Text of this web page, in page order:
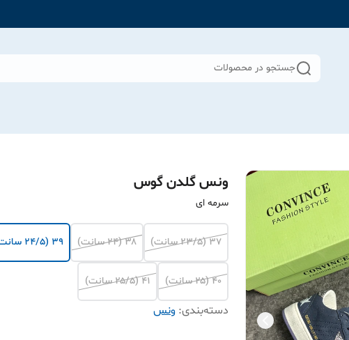
جستجو در محصولات
ونس گلدن گوس
سرمه ای
۳۷ (۲۳/۵ سانت) ۳۸ (۲۴ سانت) ۳۹ (۲۴/۵ سانت)
۴۰ (۲۵ سانت) ۴۱ (۲۵/۵ سانت)
دسته‌بندی: ونس